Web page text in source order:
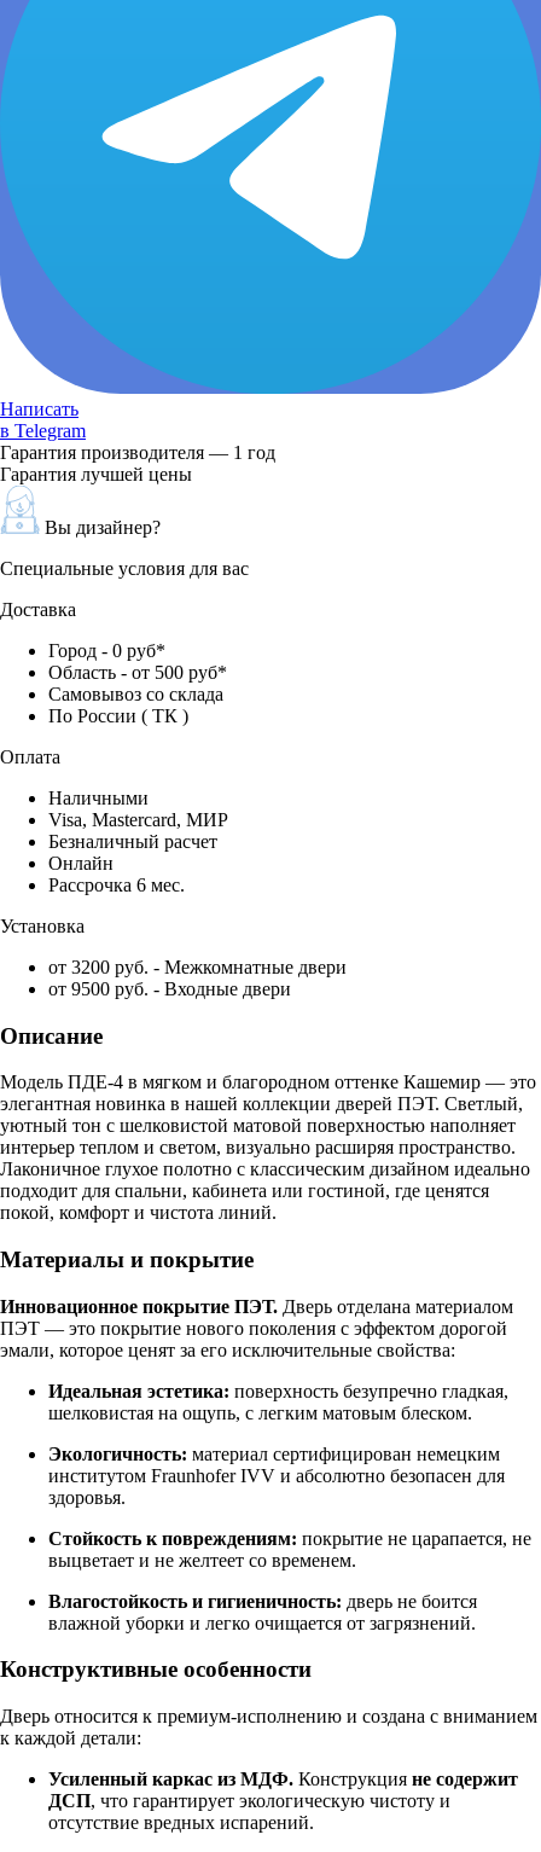
Написать
в Telegram
Гарантия производителя — 1 год
Гарантия лучшей цены
Вы дизайнер?
Специальные условия для вас
Доставка
Город - 0 руб*
Область - от 500 руб*
Самовывоз со склада
По России ( ТК )
Оплата
Наличными
Visa, Mastercard, МИР
Безналичный расчет
Онлайн
Рассрочка 6 мес.
Установка
от 3200 руб. - Межкомнатные двери
от 9500 руб. - Входные двери
Описание
Модель ПДЕ-4 в мягком и благородном оттенке Кашемир — это
элегантная новинка в нашей коллекции дверей ПЭТ. Светлый,
уютный тон с шелковистой матовой поверхностью наполняет
интерьер теплом и светом, визуально расширяя пространство.
Лаконичное глухое полотно с классическим дизайном идеально
подходит для спальни, кабинета или гостиной, где ценятся
покой, комфорт и чистота линий.
Материалы и покрытие
Инновационное покрытие ПЭТ. Дверь отделана материалом
ПЭТ — это покрытие нового поколения с эффектом дорогой
эмали, которое ценят за его исключительные свойства:
Идеальная эстетика: поверхность безупречно гладкая,
шелковистая на ощупь, с легким матовым блеском.
Экологичность: материал сертифицирован немецким
институтом Fraunhofer IVV и абсолютно безопасен для
здоровья.
Стойкость к повреждениям: покрытие не царапается, не
выцветает и не желтеет со временем.
Влагостойкость и гигиеничность: дверь не боится
влажной уборки и легко очищается от загрязнений.
Конструктивные особенности
Дверь относится к премиум-исполнению и создана с вниманием
к каждой детали:
Усиленный каркас из МДФ. Конструкция не содержит
ДСП, что гарантирует экологическую чистоту и
отсутствие вредных испарений.